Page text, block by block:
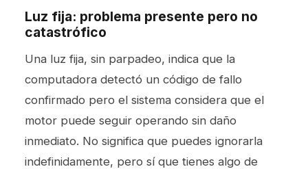
Luz fija: problema presente pero no
catastrófico
Una luz fija, sin parpadeo, indica que la
computadora detectó un código de fallo
confirmado pero el sistema considera que el
motor puede seguir operando sin daño
inmediato. No significa que puedes ignorarla
indefinidamente, pero sí que tienes algo de